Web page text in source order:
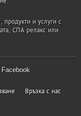
продукти и услуги с
СПА релакс или
Facebook
Връзка с нас